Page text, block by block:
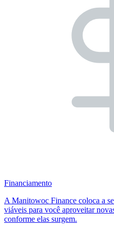
Financiamento
A Manitowoc Finance coloca a
viáveis para você aproveitar
conforme elas surgem.